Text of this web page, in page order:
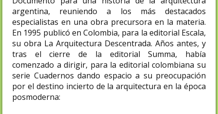
argentina, reuniendo a los más destacados
especialistas en una obra precursora en la materia.
En 1995 publicó en Colombia, para la editorial Escala,
su obra La Arquitectura Descentrada. Años antes, y
tras el cierre de la editorial Summa, había
comenzado a dirigir, para la editorial colombiana su
serie Cuadernos dando espacio a su preocupación
por el destino incierto de la arquitectura en la época
posmoderna: